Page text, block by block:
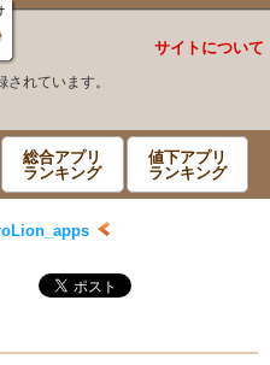
サイトについて
れています。
総合アプリ
ランキング
値下アプリ
ランキング